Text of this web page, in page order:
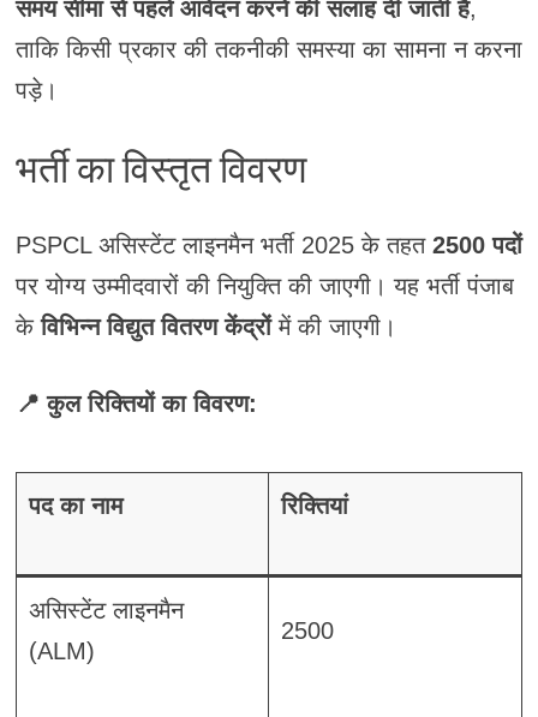
समय सीमा से पहले आवेदन करने की सलाह दी जाती है,
ताकि किसी प्रकार की तकनीकी समस्या का सामना न करना
पड़े।
भर्ती का विस्तृत विवरण
PSPCL असिस्टेंट लाइनमैन भर्ती 2025 के तहत 2500 पदों
पर योग्य उम्मीदवारों की नियुक्ति की जाएगी। यह भर्ती पंजाब
केविभिन्न विद्युत वितरण केंद्रोंमें की जाएगी।
📍 कुल रिक्तियों का विवरण:
पद का नाम रिक्तियां
असिस्टेंट लाइनमैन
(ALM)
2500